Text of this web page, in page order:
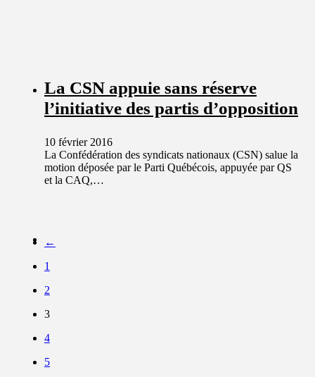
La CSN appuie sans réserve
l’initiative des partis d’opposition
10 février 2016
La Confédération des syndicats nationaux (CSN) salue la
motion déposée par le Parti Québécois, appuyée par QS
et la CAQ,…
←
1
2
3
4
5